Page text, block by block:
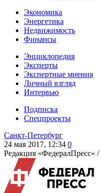
Экономика
Энергетика
Недвижимость
Финансы
Энциклопедия
Эксперты
Экспертные мнения
Личный взгляд
Интервью
Подписка
Спецпроекты
Санкт-Петербург
24 мая 2017, 12:34 0
Редакция «ФедералПресс» /